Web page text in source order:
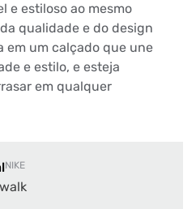
e estiloso ao mesmo
qualidade e do design
em um calçado que une
e estilo, e esteja
em qualquer
NIKE